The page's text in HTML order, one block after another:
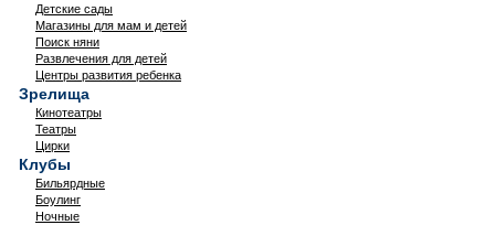
Детские сады
Магазины для мам и детей
Поиск няни
Развлечения для детей
Центры развития ребенка
Зрелища
Кинотеатры
Театры
Цирки
Клубы
Бильярдные
Боулинг
Ночные